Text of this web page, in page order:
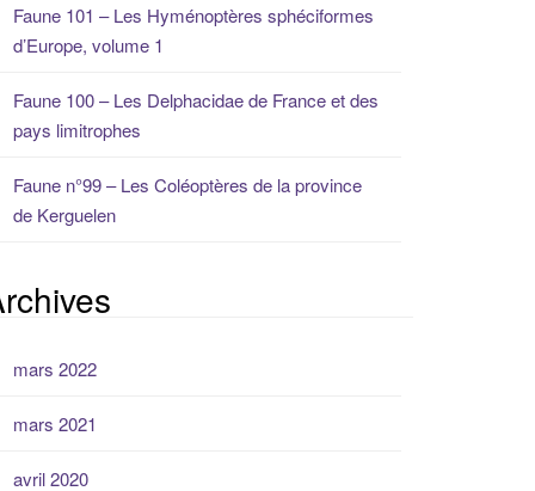
Faune 101 – Les Hyménoptères sphéciformes
d’Europe, volume 1
Faune 100 – Les Delphacidae de France et des
pays limitrophes
Faune n°99 – Les Coléoptères de la province
de Kerguelen
mars 2022
mars 2021
avril 2020